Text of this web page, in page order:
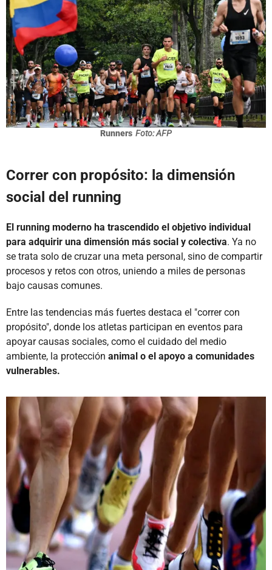
Runners Foto: AFP
Correr con propósito: la dimensión
social del running
El running moderno ha trascendido el objetivo individual
para adquirir una dimensión más social y colectiva. Ya no
se trata solo de cruzar una meta personal, sino de compartir
procesos y retos con otros, uniendo a miles de personas
bajo causas comunes.
Entre las tendencias más fuertes destaca el "correr con
propósito", donde los atletas participan en eventos para
apoyar causas sociales, como el cuidado del medio
ambiente, la protección animal o el apoyo a comunidades
vulnerables.